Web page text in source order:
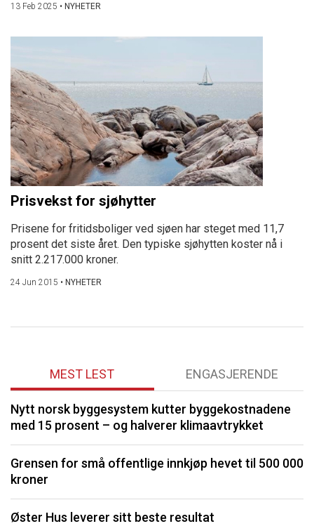
13 Feb 2025 • NYHETER
Prisvekst for sjøhytter
Prisene for fritidsboliger ved sjøen har steget med 11,7
prosent det siste året. Den typiske sjøhytten koster nå i
snitt 2.217.000 kroner.
24 Jun 2015 • NYHETER
MEST LEST ENGASJERENDE
Nytt norsk byggesystem kutter byggekostnadene
med 15 prosent – og halverer klimaavtrykket
Grensen for små offentlige innkjøp hevet til 500 000
kroner
Øster Hus leverer sitt beste resultat